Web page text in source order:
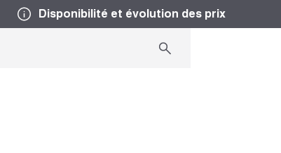
Disponibilité et évolution des prix